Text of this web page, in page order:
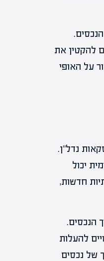
להקטין את
על האופי
נדל"ן.
יכול
חדשות,
הנכסים.
להעלות
של נכסים